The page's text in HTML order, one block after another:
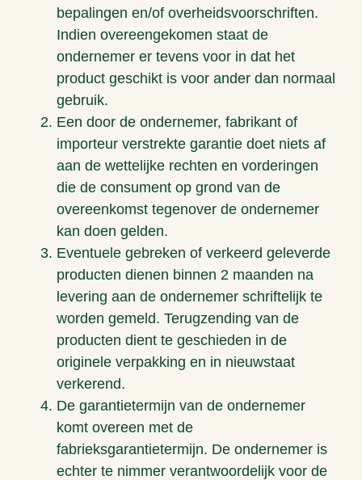
bepalingen en/of overheidsvoorschriften.
Indien overeengekomen staat de
ondernemer er tevens voor in dat het
product geschikt is voor ander dan normaal
gebruik.
Een door de ondernemer, fabrikant of
importeur verstrekte garantie doet niets af
aan de wettelijke rechten en vorderingen
die de consument op grond van de
overeenkomst tegenover de ondernemer
kan doen gelden.
Eventuele gebreken of verkeerd geleverde
producten dienen binnen 2 maanden na
levering aan de ondernemer schriftelijk te
worden gemeld. Terugzending van de
producten dient te geschieden in de
originele verpakking en in nieuwstaat
verkerend.
De garantietermijn van de ondernemer
komt overeen met de
fabrieksgarantietermijn. De ondernemer is
echter te nimmer verantwoordelijk voor de